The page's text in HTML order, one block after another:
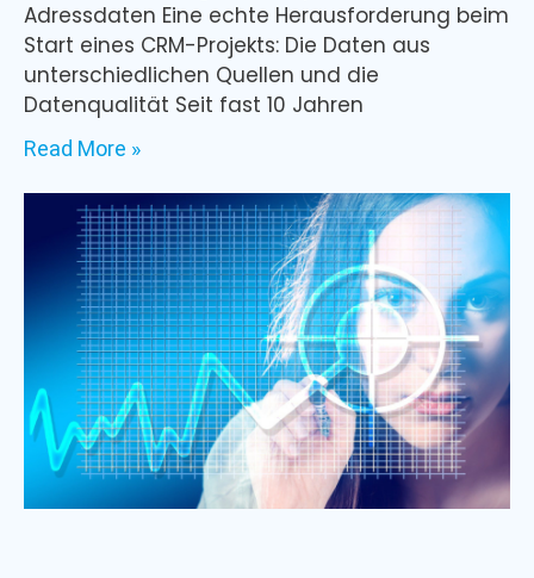
Adressdaten Eine echte Herausforderung beim
Start eines CRM-Projekts: Die Daten aus
unterschiedlichen Quellen und die
Datenqualität Seit fast 10 Jahren
Read More »